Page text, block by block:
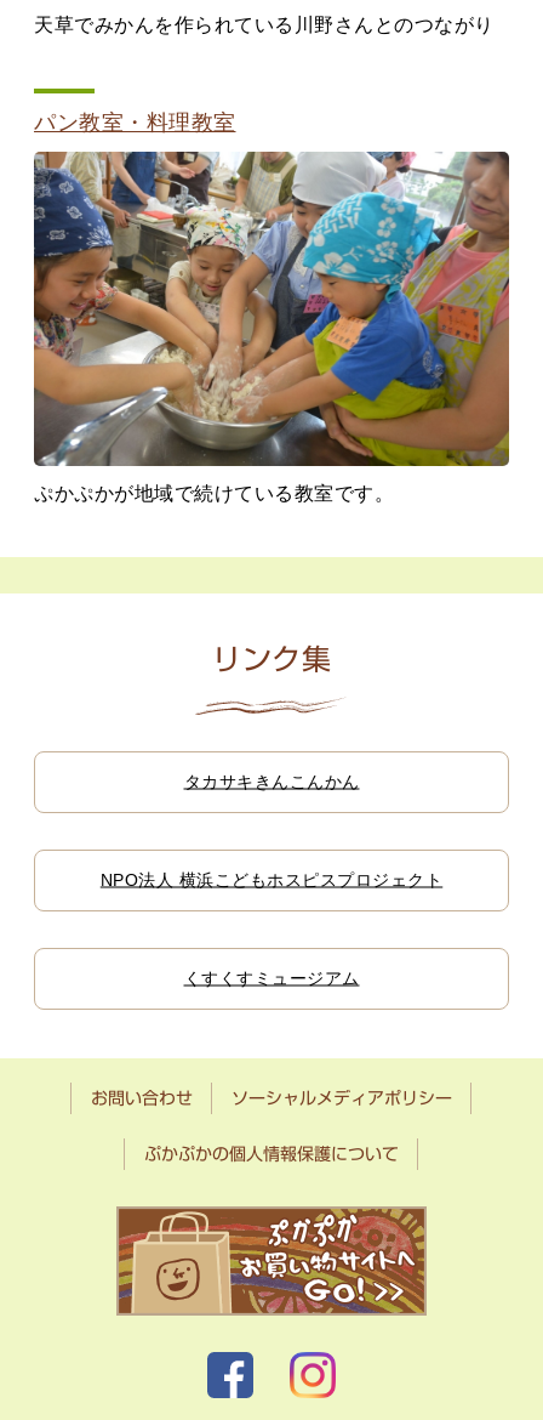
天草でみかんを作られている川野さんとのつながり
パン教室・料理教室
ぷかぷかが地域で続けている教室です。
リンク集
タカサキきんこんかん
NPO法人 横浜こどもホスピスプロジェクト
くすくすミュージアム
お問い合わせ ソーシャルメディアポリシー
ぷかぷかの個人情報保護について